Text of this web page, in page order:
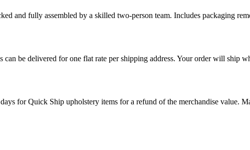
and fully assembled by a skilled two-person team. Includes packaging
be delivered for one flat rate per shipping address. Your order will ship
for Quick Ship upholstery items for a refund of the merchandise value.